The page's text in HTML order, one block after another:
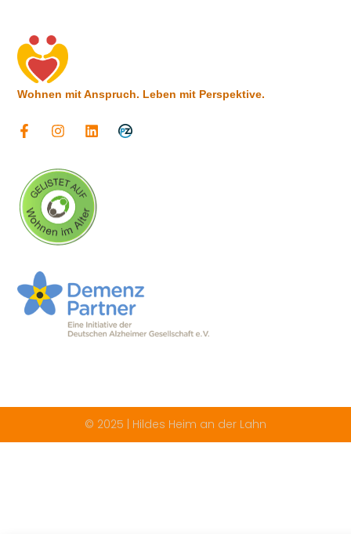
Wohnen mit Anspruch. Leben mit Perspektive.
© 2025 | Hildes Heim an der Lahn